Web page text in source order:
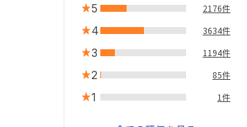
5 2176件
4 3634件
3 1194件
2 85件
1 1件